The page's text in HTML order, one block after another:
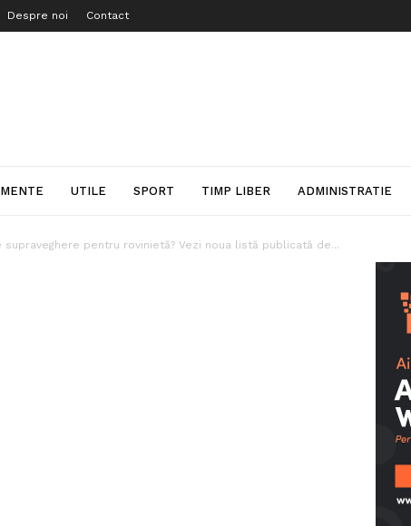
Despre noi Contact
UTILE SPORT TIMP LIBER ADMINISTRATIE
pentru rovinietă? Vezi noua listă publicată de...